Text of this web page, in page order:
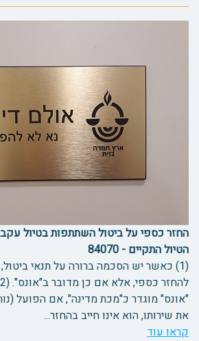
החזר כספי על ביטול השתתפות בטיול
הטיול התקיים - 84070
(1) כאשר יש הסכמה ברורה על תנאי
"אונס" מוגדר כ"מכת מדינה", אם הפועל
את שירותו, הוא אינו חייב בהחזר...
קראו עוד